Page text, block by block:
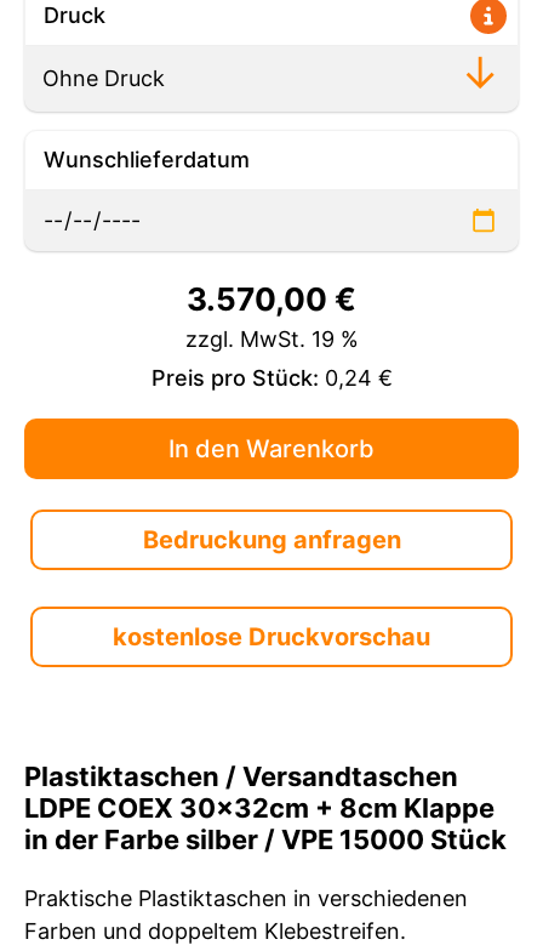
Druck
Wunschlieferdatum
3.570,00 €
zzgl. MwSt. 19 %
Preis pro Stück: 0,24 €
Bedruckung anfragen
kostenlose Druckvorschau
Plastiktaschen / Versandtaschen
LDPE COEX 30x32cm + 8cm Klappe
in der Farbe silber / VPE 15000 Stück
Praktische Plastiktaschen in verschiedenen
Farben und doppeltem Klebestreifen.